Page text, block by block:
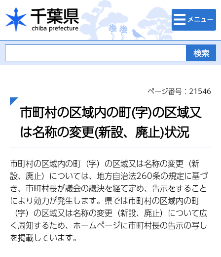
千葉県
検索・メニュ
ー
ページ番号：21546
市町村の区域内の町(字)の区域又
は名称の変更(新設、廃止)状況
市町村の区域内の町（字）の区域又は名称の変更（新
設、廃止）については、地方自治法260条の規定に基づ
き、市町村長が議会の議決を経て定め、告示をすること
により効力が発生します。県では市町村の区域内の町
（字）の区域又は名称の変更（新設、廃止）について広
く周知するため、ホームページに市町村長の告示の写し
を掲載しています。